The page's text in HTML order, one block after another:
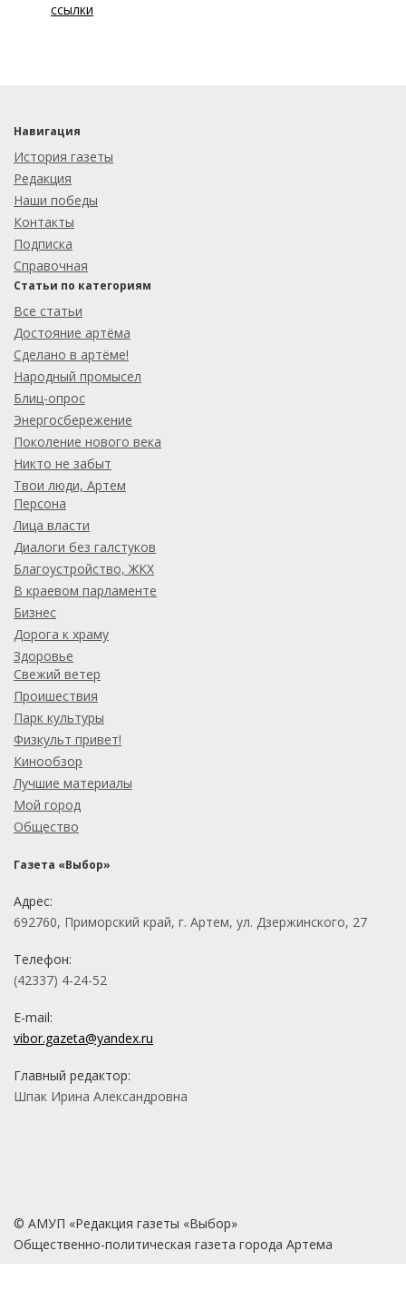
ссылки
Навигация
История газеты
Редакция
Наши победы
Контакты
Подписка
Справочная
Статьи по категориям
Все статьи
Достояние артёма
Сделано в артёме!
Народный промысел
Блиц-опрос
Энергосбережение
Поколение нового века
Никто не забыт
Твои люди, Артем
Персона
Лица власти
Диалоги без галстуков
Благоустройство, ЖКХ
В краевом парламенте
Бизнес
Дорога к храму
Здоровье
Свежий ветер
Проишествия
Парк культуры
Физкульт привет!
Кинообзор
Лучшие материалы
Мой город
Общество
Газета «Выбор»
Адрес:
692760, Приморский край, г. Артем, ул. Дзержинского, 27
Телефон:
(42337) 4-24-52
E-mail:
vibor.gazeta@yandex.ru
Главный редактор:
Шпак Ирина Александровна
© АМУП «Редакция газеты «Выбор»
Общественно-политическая газета города Артема